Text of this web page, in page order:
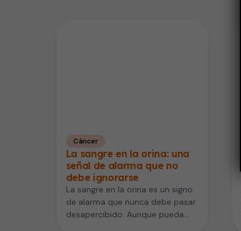
Cáncer
La sangre en la orina: una
señal de alarma que no
debe ignorarse
La sangre en la orina es un signo
de alarma que nunca debe pasar
desapercibido. Aunque pueda